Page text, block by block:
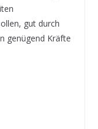
gut durch
genügend Kräfte